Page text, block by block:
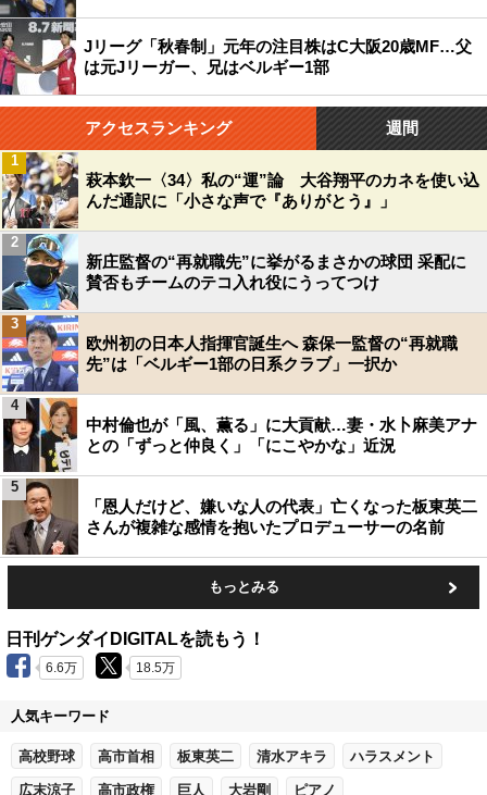
Jリーグ「秋春制」元年の注目株はC大阪20歳MF…父
は元Jリーガー、兄はベルギー1部
アクセスランキング 週間
萩本欽一〈34〉私の“運”論 大谷翔平のカネを使い込
んだ通訳に「小さな声で『ありがとう』」
1
新庄監督の“再就職先”に挙がるまさかの球団 采配に
賛否もチームのテコ入れ役にうってつけ
2
欧州初の日本人指揮官誕生へ 森保一監督の“再就職
先”は「ベルギー1部の日系クラブ」一択か
3
中村倫也が「風、薫る」に大貢献…妻・水卜麻美アナ
との「ずっと仲良く」「にこやかな」近況
4
「恩人だけど、嫌いな人の代表」亡くなった板東英二
さんが複雑な感情を抱いたプロデューサーの名前
5
もっとみる
日刊ゲンダイDIGITALを読もう！
6.6万 18.5万
人気キーワード
高校野球 高市首相 板東英二 清水アキラ ハラスメント
広末涼子 高市政権 巨人 大岩剛 ピアノ